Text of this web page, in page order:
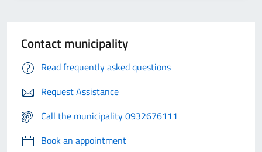
Contact municipality
Read frequently asked questions
Request Assistance
Call the municipality 0932676111
Book an appointment